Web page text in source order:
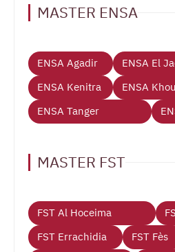
MASTER ENSA
ENSA Agadir ENSA El
ENSA Kenitra
ENSA
ENSA Tanger
MASTER FST
FST Al Hoceima
FST Errachidia
FST Fès